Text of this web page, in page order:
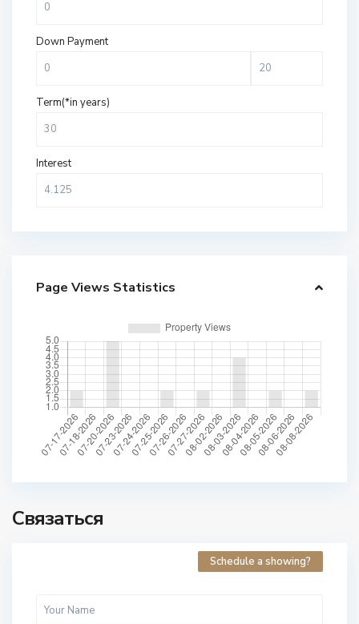
Down Payment
Term(*in years)
Interest
Page Views Statistics
Связаться
Schedule a showing?